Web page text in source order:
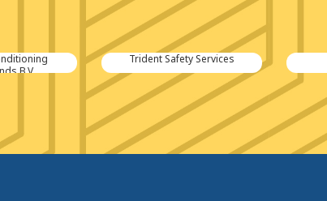
B.V.
Trident Safety Services